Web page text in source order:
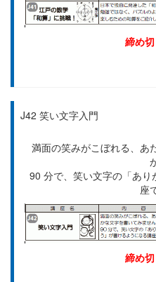
締め
J42 笑い文字入門
満面の笑みがこぼれる、あ
90 分で、笑い文字の「あ
座
締め